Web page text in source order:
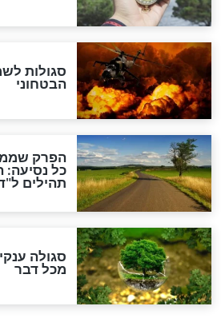
זהו החוק
חורבנה של
הזוהר הקדוש
בנו של הבבא
השניות
עולמית"
מה יהיו גבולות
בזמן הגאולה?